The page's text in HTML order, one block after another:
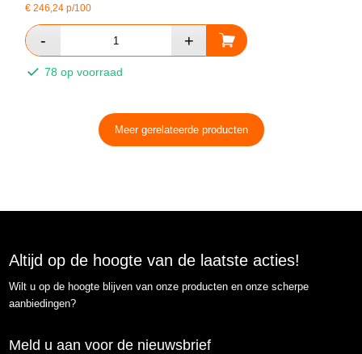
€246,24 p/100
78 op voorraad
Meer gerelateerde producten
Altijd op de hoogte van de laatste acties!
Wilt u op de hoogte blijven van onze producten en onze scherpe
aanbiedingen?
Meld u aan voor de nieuwsbrief